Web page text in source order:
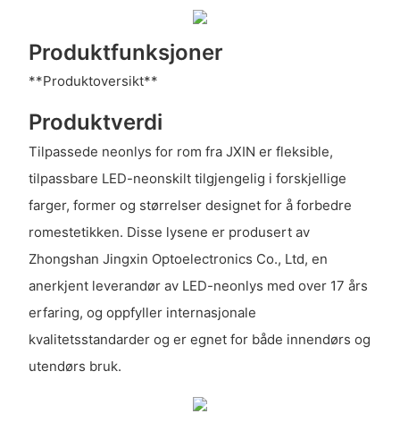
Produktfunksjoner
**Produktoversikt**
Produktverdi
Tilpassede neonlys for rom fra JXIN er fleksible,
tilpassbare LED-neonskilt tilgjengelig i forskjellige
farger, former og størrelser designet for å forbedre
romestetikken. Disse lysene er produsert av
Zhongshan Jingxin Optoelectronics Co., Ltd, en
anerkjent leverandør av LED-neonlys med over 17 års
erfaring, og oppfyller internasjonale
kvalitetsstandarder og er egnet for både innendørs og
utendørs bruk.